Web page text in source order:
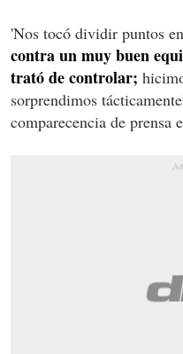
'Nos tocó dividir puntos
contra un muy buen
trató de controlar;
sorprendimos
comparecencia de prensa